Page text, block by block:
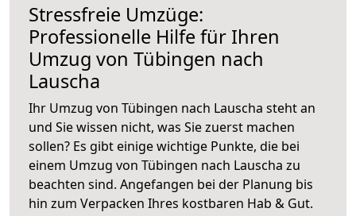
Stressfreie Umzüge:
Professionelle Hilfe für Ihren
Umzug von Tübingen nach
Lauscha
Ihr Umzug von Tübingen nach Lauscha steht an
und Sie wissen nicht, was Sie zuerst machen
sollen? Es gibt einige wichtige Punkte, die bei
einem Umzug von Tübingen nach Lauscha zu
beachten sind. Angefangen bei der Planung bis
hin zum Verpacken Ihres kostbaren Hab & Gut.